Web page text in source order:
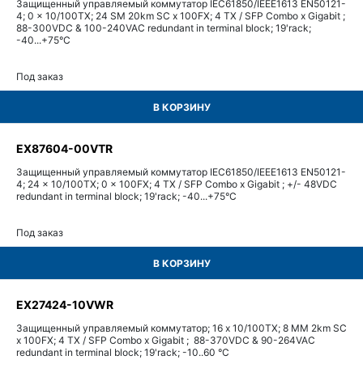
Защищенный управляемый коммутатор IEC61850/IEEE1613 EN50121-
4; 0 x 10/100TX; 24 SM 20km SC x 100FX; 4 TX / SFP Combo x Gigabit ;
88-300VDC & 100-240VAC redundant in terminal block; 19'rack;
-40...+75°С
Под заказ
В КОРЗИНУ
EX87604-00VTR
Защищенный управляемый коммутатор IEC61850/IEEE1613 EN50121-
4; 24 x 10/100TX; 0 x 100FX; 4 TX / SFP Combo x Gigabit ; +/- 48VDC
redundant in terminal block; 19'rack; -40...+75°С
Под заказ
В КОРЗИНУ
EX27424-10VWR
Защищенный управляемый коммутатор; 16 x 10/100TX; 8 MM 2km SC
x 100FX; 4 TX / SFP Combo x Gigabit ; 88-370VDC & 90-264VAC
redundant in terminal block; 19'rack; -10..60 °C